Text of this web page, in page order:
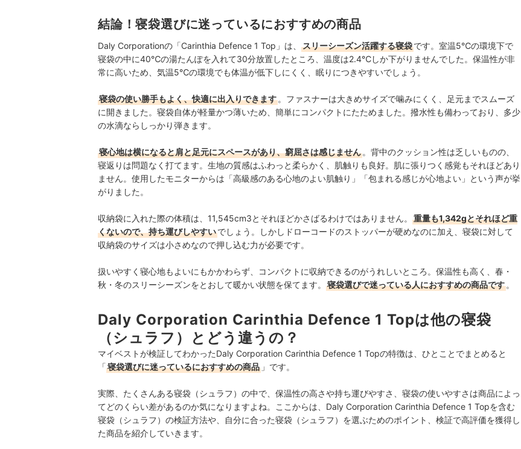
結論！寝袋選びに迷っているにおすすめの商品
Daly Corporationの「Carinthia Defence 1 Top」は、 スリーシーズン活躍する寝袋です。室温5℃の環境下で
寝袋の中に40℃の湯たんぽを入れて30分放置したところ、温度は2.4℃しか下がりませんでした。保温性が非
常に高いため、気温5℃の環境でも体温が低下しにくく、眠りにつきやすいでしょう。
寝袋の使い勝手もよく、快適に出入りできます 。ファスナーは大きめサイズで噛みにくく、足元までスムーズ
に開きました。寝袋自体が軽量かつ薄いため、簡単にコンパクトにたためました。撥水性も備わっており、多少
の水滴ならしっかり弾きます。
寝心地は横になると肩と足元にスペースがあり、窮屈さは感じません 。背中のクッション性は乏しいものの、
寝返りは問題なく打てます。生地の質感はふわっと柔らかく、肌触りも良好。肌に張りつく感覚もそれほどあり
ません。使用したモニターからは「高級感のある心地のよい肌触り」「包まれる感じが心地よい」という声が挙
がりました。
収納袋に入れた際の体積は、11,545cm3とそれほどかさばるわけではありません。
重量も1,342gとそれほど重
くないので、持ち運びしやすいでしょう。しかし ドローコードのストッパーが硬めなのに加え、寝袋に対して
収納袋のサイズは小さめなので押し込む力が必要です。
扱いやすく寝心地もよいにもかかわらず、コンパクトに収納できるのがうれしいところ。保温性も高く、春・
秋・冬のスリーシーズンをとおして暖かい状態を保てます。
寝袋選びで迷っている人におすすめの商品です 。
Daly Corporation Carinthia Defence 1 Topは他の寝袋
（シュラフ）とどう違うの？
マイベストが検証してわかったDaly Corporation Carinthia Defence 1 Topの特徴は、ひとことでまとめると
「寝袋選びに迷っているにおすすめの商品 」です。
実際、たくさんある寝袋（シュラフ）の中で、保温性の高さや持ち運びやすさ、寝袋の使いやすさは商品によっ
てどのくらい差があるのか気になりますよね。ここからは、Daly Corporation Carinthia Defence 1 Topを含む
寝袋（シュラフ）の検証方法や、自分に合った寝袋（シュラフ）を選ぶためのポイント、検証で高評価を獲得し
た商品を紹介していきます。